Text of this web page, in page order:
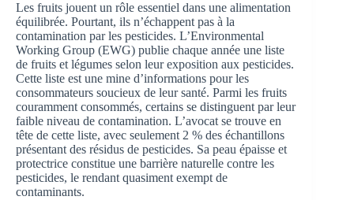
Les fruits jouent un rôle essentiel dans une alimentation
équilibrée. Pourtant, ils n’échappent pas à la
contamination par les pesticides. L’Environmental
Working Group (EWG) publie chaque année une liste
de fruits et légumes selon leur exposition aux pesticides.
Cette liste est une mine d’informations pour les
consommateurs soucieux de leur santé. Parmi les fruits
couramment consommés, certains se distinguent par leur
faible niveau de contamination. L’avocat se trouve en
tête de cette liste, avec seulement 2 % des échantillons
présentant des résidus de pesticides. Sa peau épaisse et
protectrice constitue une barrière naturelle contre les
pesticides, le rendant quasiment exempt de
contaminants.